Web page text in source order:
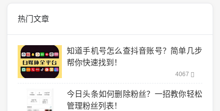
热门文章
知道手机号怎么查抖音账号？简单几步
帮你快速找到！
4067
今日头条如何删除粉丝？一招教你轻松
管理粉丝列表！